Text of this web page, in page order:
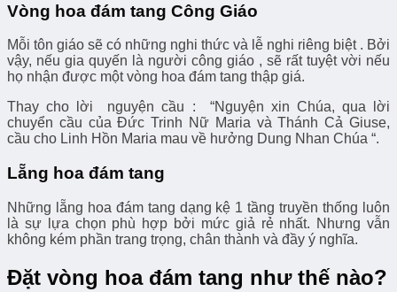
Vòng hoa đám tang Công Giáo
Mỗi tôn giáo sẽ có những nghi thức và lễ nghi riêng biệt . Bởi
vậy, nếu gia quyến là người công giáo , sẽ rất tuyệt vời nếu
họ nhận được một vòng hoa đám tang thập giá.
Thay cho lời nguyện cầu : “Nguyện xin Chúa, qua lời
chuyển cầu của Đức Trinh Nữ Maria và Thánh Cả Giuse,
cầu cho Linh Hồn Maria mau về hưởng Dung Nhan Chúa “.
Lẵng hoa đám tang
Những lẵng hoa đám tang dạng kệ 1 tầng truyền thống luôn
là sự lựa chọn phù hợp bởi mức giả rẻ nhất. Nhưng vẫn
không kém phần trang trọng, chân thành và đầy ý nghĩa.
Đặt vòng hoa đám tang như thế nào?